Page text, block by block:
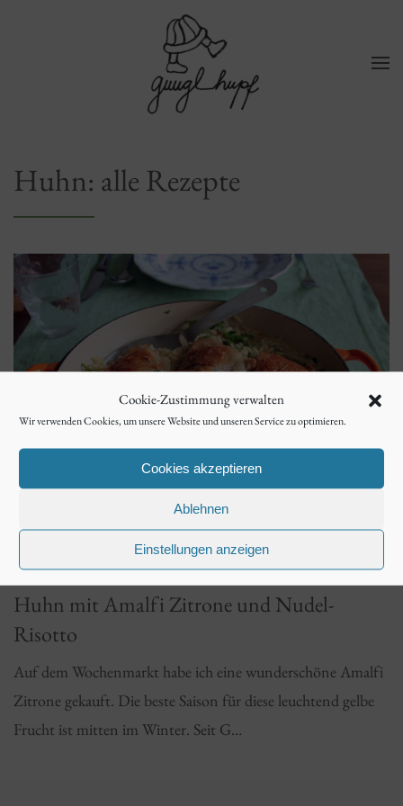
Cookie-Zustimmung verwalten
Wir verwenden Cookies, um unsere Website und unseren Service zu optimieren.
Cookies akzeptieren
Ablehnen
Einstellungen anzeigen
Zum Hauptinhalt springen
Huhn: alle Rezepte
13. Februar 2021
Huhn mit Amalfi Zitrone und Nudel-
Risotto
Auf dem Wochenmarkt habe ich eine wunderschöne Amalfi
Zitrone gekauft. Die beste Saison für diese leuchtend gelbe
Frucht ist mitten im Winter. Seit G…